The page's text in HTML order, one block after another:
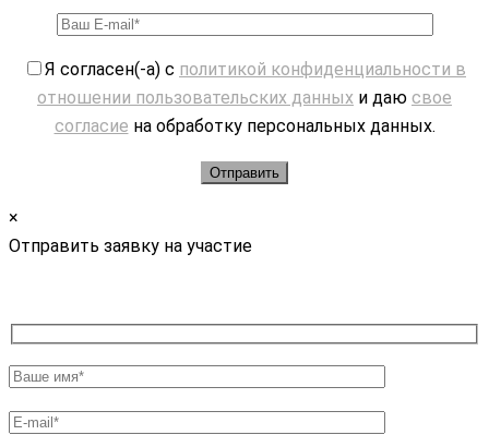
Я согласен(-а) с политикой конфиденциальности в
отношении пользовательских данных и даю свое
согласие на обработку персональных данных.
×
Отправить заявку на участие